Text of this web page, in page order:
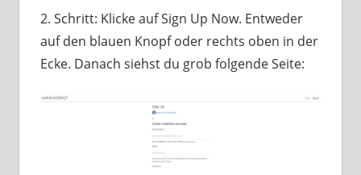
2. Schritt: Klicke auf Sign Up Now. Entweder
auf den blauen Knopf oder rechts oben in der
Ecke. Danach siehst du grob folgende Seite: